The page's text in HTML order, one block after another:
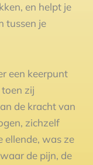
en helpt je
tussen je
een keerpunt
zij
de kracht van
zichzelf
ellende, was ze
de pijn, de